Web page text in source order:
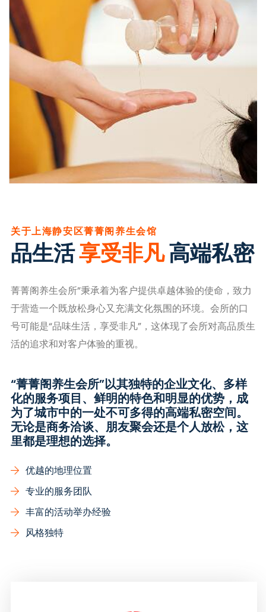
关于上海静安区菁菁阁养生会馆
品生活享受非凡高端私密
菁菁阁养生会所”秉承着为客户提供卓越体验的使命，致力
于营造一个既放松身心又充满文化氛围的环境。会所的口
号可能是“品味生活，享受非凡”，这体现了会所对高品质生
活的追求和对客户体验的重视。
“菁菁阁养生会所”以其独特的企业文化、多样
化的服务项目、鲜明的特色和明显的优势，成
为了城市中的一处不可多得的高端私密空间。
无论是商务洽谈、朋友聚会还是个人放松，这
里都是理想的选择。
优越的地理位置
专业的服务团队
丰富的活动举办经验
风格独特